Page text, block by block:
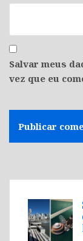
Salvar meus
vez que eu